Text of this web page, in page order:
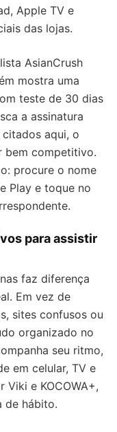
Apple TV e
das lojas.
AsianCrush
mostra uma
teste de 30 dias
a assinatura
aqui, o
bem competitivo.
procure o nome
Play e toque no
para assistir
faz diferença
Em vez de
sites confusos ou
organizado no
seu ritmo,
em celular, TV e
e KOCOWA+,
de hábito.